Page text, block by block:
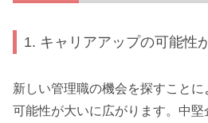
1. キャリアアップの可能性
新しい管理職の機会を探すこと
可能性が大いに広がります。中堅